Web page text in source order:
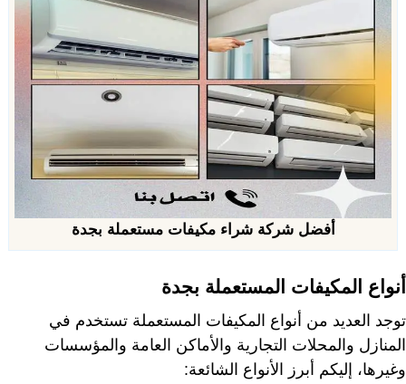
أفضل شركة شراء مكيفات مستعملة بجدة
أنواع المكيفات المستعملة بجدة
توجد العديد من أنواع المكيفات المستعملة تستخدم في
المنازل والمحلات التجارية والأماكن العامة والمؤسسات
وغيرها، إليكم أبرز الأنواع الشائعة: